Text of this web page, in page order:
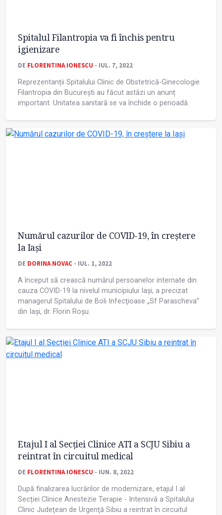
Spitalul Filantropia va fi închis pentru
igienizare
DE FLORENTINA IONESCU - IUL. 7, 2022
Reprezentanții Spitalului Clinic de Obstetrică-Ginecologie
Filantropia din București au făcut astăzi un anunț
important. Unitatea sanitară se va închide o perioadă.
Numărul cazurilor de COVID-19, în creștere
la Iași
DE DORINA NOVAC - IUL. 1, 2022
A început să crească numărul persoanelor internate din
cauza COVID-19 la nivelul municipiului Iaşi, a precizat
managerul Spitalului de Boli Infecţioase „Sf Parascheva”
din Iaşi, dr. Florin Roşu.
Etajul I al Secției Clinice ATI a SCJU Sibiu a
reintrat în circuitul medical
DE FLORENTINA IONESCU - IUN. 8, 2022
După finalizarea lucrărilor de modernizare, etajul I al
Secției Clinice Anestezie Terapie - Intensivă a Spitalului
Clinic Judeţean de Urgenţă Sibiu a reintrat în circuitul